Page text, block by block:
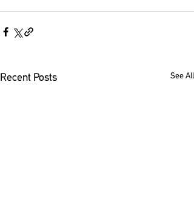
Recent Posts See All